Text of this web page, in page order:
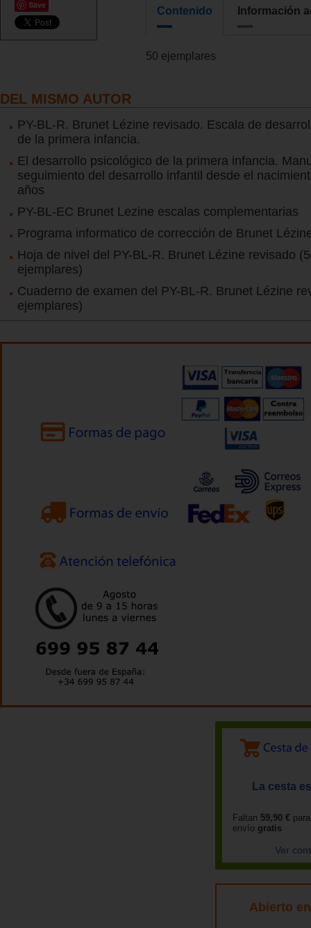
Save
Contenido Información
50 ejemplares
DEL MISMO AUTOR
PY-BL-R. Brunet Lézine revisado. Escala de
de la primera infancia.
El desarrollo psicológico de la primera infancia.
seguimiento del desarrollo infantil desde el
años
PY-BL-EC Brunet Lezine escalas complementarias
Programa informatico de corrección de Brunet
Hoja de nivel del PY-BL-R. Brunet Lézine revisado
ejemplares)
Cuaderno de examen del PY-BL-R. Brunet Lézine
ejemplares)
La cesta
Faltan 59,90 €
envío gratis
Ver
Abierto